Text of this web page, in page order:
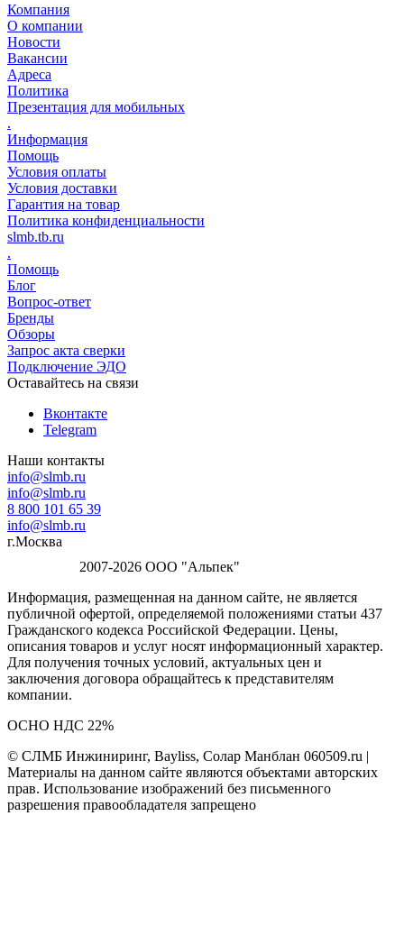
Компания
О компании
Новости
Вакансии
Адреса
Политика
Презентация для мобильных
.
Информация
Помощь
Условия оплаты
Условия доставки
Гарантия на товар
Политика конфиденциальности
slmb.tb.ru
.
Помощь
Блог
Вопрос-ответ
Бренды
Обзоры
Запрос акта сверки
Подключение ЭДО
Оставайтесь на связи
Вконтакте
Telegram
Наши контакты
info@slmb.ru
info@slmb.ru
8 800 101 65 39
info@slmb.ru
г.Москва
2007-2026 ООО "Альпек"
Информация, размещенная на данном сайте, не является
публичной офертой, определяемой положениями статьи 437
Гражданского кодекса Российской Федерации. Цены,
описания товаров и услуг носят информационный характер.
Для получения точных условий, актуальных цен и
заключения договора обращайтесь к представителям
компании.
ОСНО НДС 22%
© СЛМБ Инжиниринг, Bayliss, Солар Манблан 060509.ru |
Материалы на данном сайте являются объектами авторских
прав. Использование изображений без письменного
разрешения правообладателя запрещено